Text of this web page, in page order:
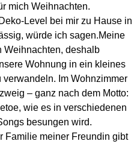
mich Weihnachten.
Level bei mir zu Hause in
würde ich sagen.Meine
Weihnachten, deshalb
Wohnung in ein kleines
Im Wohnzimmer
– ganz nach dem Motto:
wie es in verschiedenen
besungen wird.
Familie meiner Freundin gibt